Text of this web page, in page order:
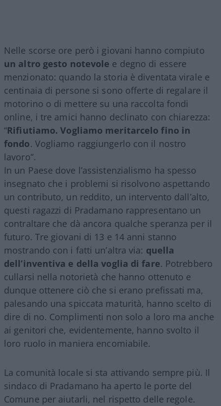
Nelle scorse ore però i giovani hanno compiuto
un altro gesto notevole e degno di essere
menzionato: quando la storia è diventata virale e
centinaia di persone si sono offerte di regalare il
motorino o di mettere su una raccolta fondi
online, i tre amici hanno declinato con chiarezza:
“Rifiutiamo. Vogliamo meritarcelo fino in
fondo. Vogliamo raggiungerlo con il nostro
lavoro”.
In un Paese dove l’assistenzialismo ha spesso
insegnato che i problemi si risolvono aspettando
un contributo, un reddito, un intervento dall’alto,
questi ragazzi di Pradamano rappresentano un
contraltare che dà ancora qualche speranza per il
futuro. Tre giovani di 13 e 14 anni stanno
mostrando con i fatti un’altra via: quella
dell’inventiva e della voglia di fare. Potrebbero
cullarsi nella notorietà che hanno ottenuto e
dunque ottenere ciò che si erano prefissati ma,
palesando una spiccata maturità, hanno scelto di
dire di no. Complimenti non solo a loro ma anche
ai genitori che, evidentemente, hanno svolto il
loro ruolo in maniera encomiabile.
La comunità locale si sta attivando sempre più. Il
sindaco di Pradamano ha aperto le porte del
Comune per aiutarli, nel rispetto delle regole.